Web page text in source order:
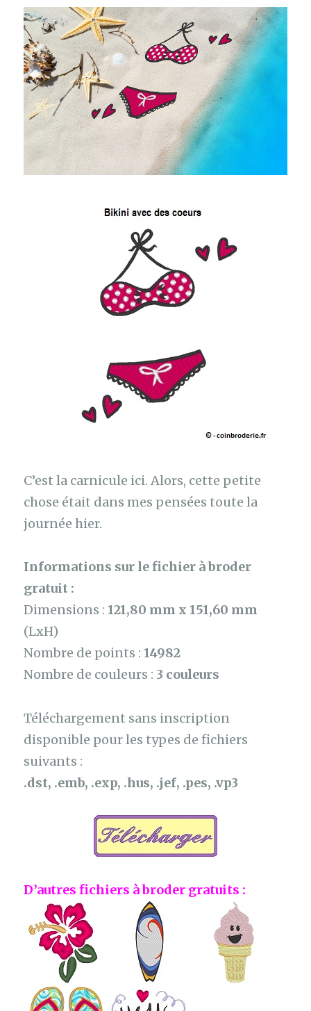
C’est la carnicule ici. Alors, cette petite
chose était dans mes pensées toute la
journée hier.
Informations sur le fichier à broder
gratuit :
Dimensions :121,80 mm x 151,60 mm
(LxH)
Nombre de points :14982
Nombre de couleurs : 3 couleurs
Téléchargement sans inscription
disponible pour les types de fichiers
suivants :
.dst, .emb, .exp, .hus, .jef, .pes, .vp3
D’autres fichiers à broder gratuits :